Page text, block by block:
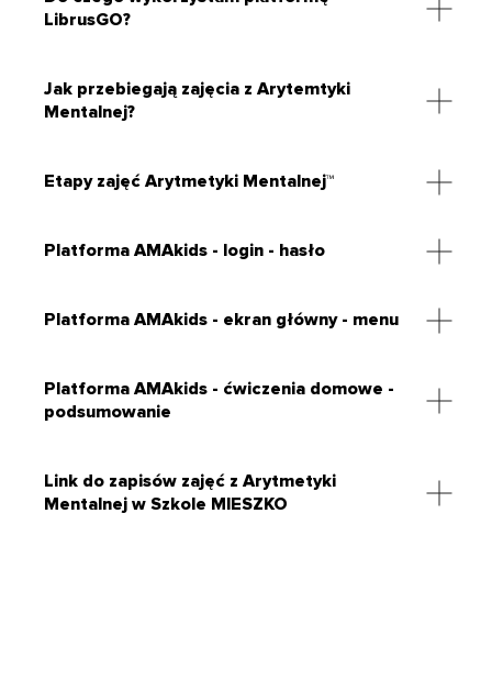
LibrusGO?
Jak przebiegają zajęcia z Arytemtyki
Mentalnej?
Etapy zajęć Arytmetyki Mentalnej™
Platforma AMAkids - login - hasło
Platforma AMAkids - ekran główny - menu
Platforma AMAkids - ćwiczenia domowe -
podsumowanie
Link do zapisów zajęć z Arytmetyki
Mentalnej w Szkole MIESZKO